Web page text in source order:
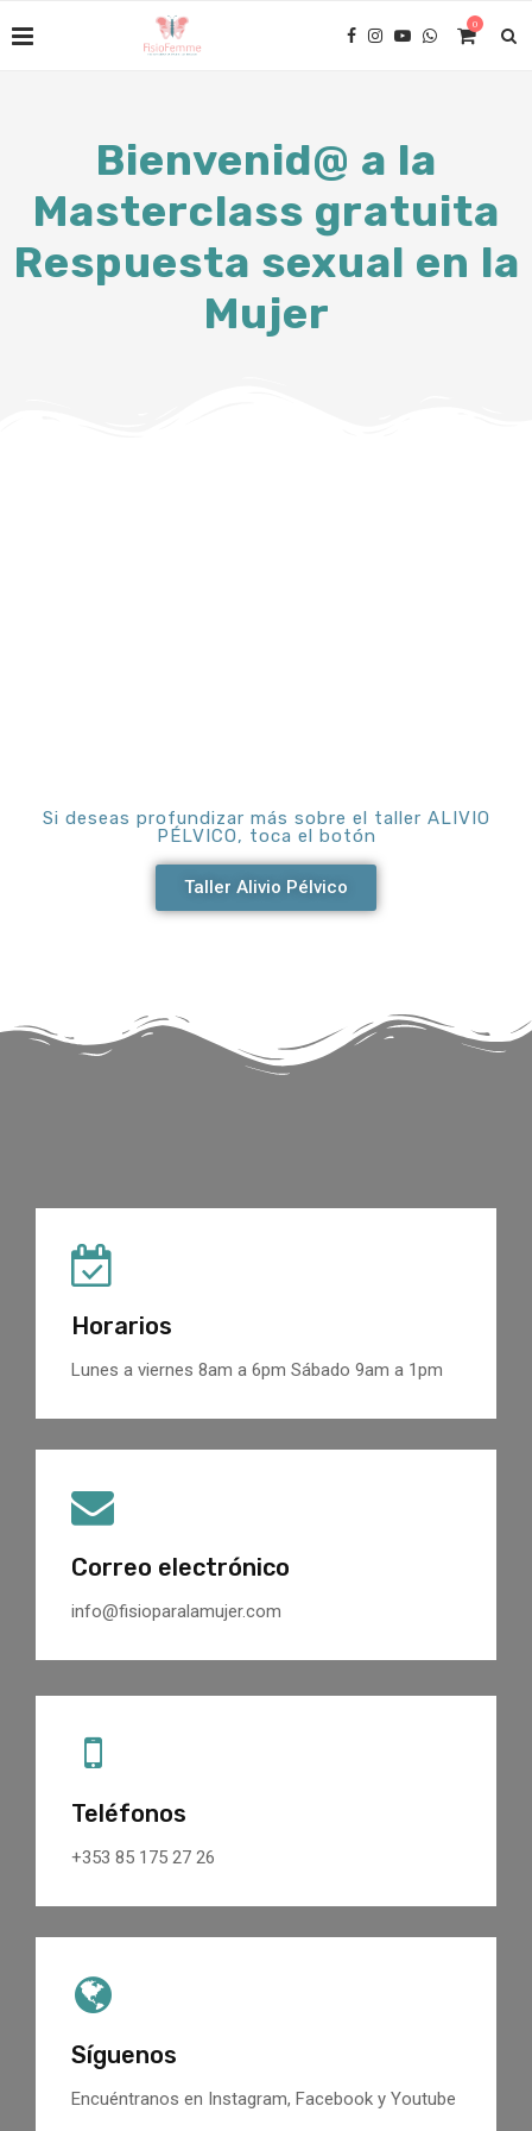
0
Bienvenid@ a la
Masterclass gratuita
Respuesta sexual en la
Mujer
Si deseas profundizar más sobre el taller ALIVIO
PÉLVICO, toca el botón
Taller Alivio Pélvico
Horarios
Lunes a viernes 8am a 6pm Sábado 9am a 1pm
Correo electrónico
info@fisioparalamujer.com
Teléfonos
+353 85 175 27 26
Síguenos
Encuéntranos en Instagram, Facebook y Youtube